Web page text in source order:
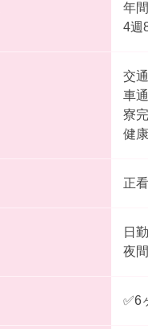
年
4週
交
車
寮
健
正
日
夜
✅6